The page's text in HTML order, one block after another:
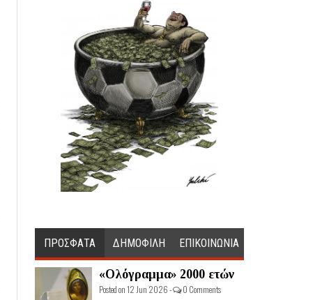
ΠΡΟΣΦΑΤΑ ΔΗΜΟΦΙΛΗ ΕΠΙΚΟΙΝΩΝΙΑ
«Ολόγραμμα» 2000 ετών
Posted on 12 Jun 2026 - 0 Comments